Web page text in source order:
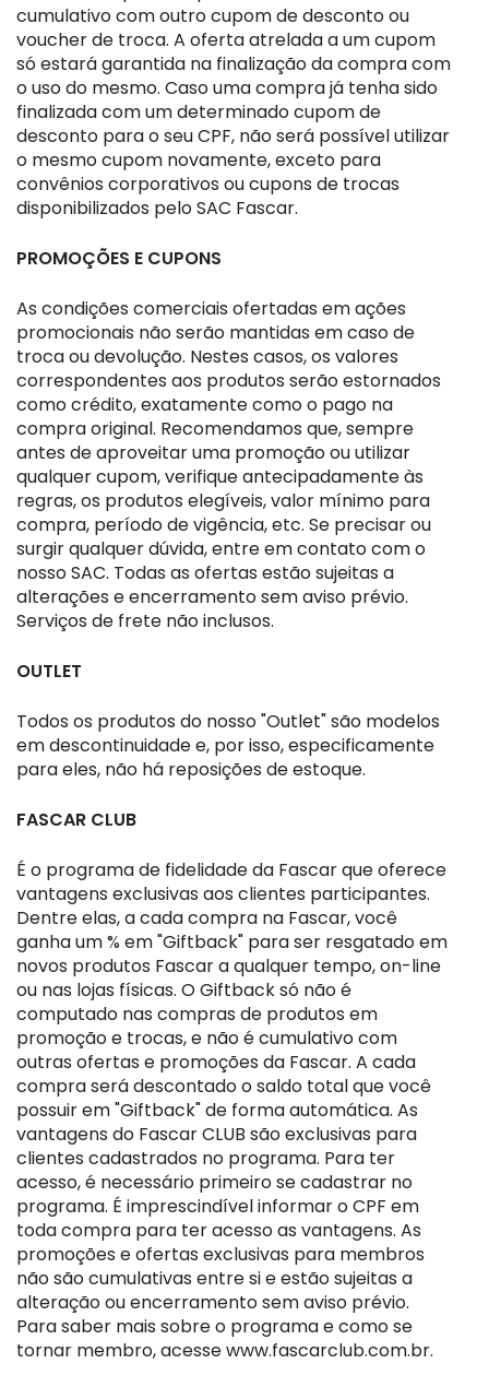
cumulativo com outro cupom de desconto ou
voucher de troca. A oferta atrelada a um cupom
só estará garantida na finalização da compra com
o uso do mesmo. Caso uma compra já tenha sido
finalizada com um determinado cupom de
desconto para o seu CPF, não será possível utilizar
o mesmo cupom novamente, exceto para
convênios corporativos ou cupons de trocas
disponibilizados pelo SAC Fascar.
PROMOÇÕES E CUPONS
As condições comerciais ofertadas em ações
promocionais não serão mantidas em caso de
troca ou devolução. Nestes casos, os valores
correspondentes aos produtos serão estornados
como crédito, exatamente como o pago na
compra original. Recomendamos que, sempre
antes de aproveitar uma promoção ou utilizar
qualquer cupom, verifique antecipadamente às
regras, os produtos elegíveis, valor mínimo para
compra, período de vigência, etc. Se precisar ou
surgir qualquer dúvida, entre em contato com o
nosso SAC. Todas as ofertas estão sujeitas a
alterações e encerramento sem aviso prévio.
Serviços de frete não inclusos.
OUTLET
Todos os produtos do nosso "Outlet" são modelos
em descontinuidade e, por isso, especificamente
para eles, não há reposições de estoque.
FASCAR CLUB
É o programa de fidelidade da Fascar que oferece
vantagens exclusivas aos clientes participantes.
Dentre elas, a cada compra na Fascar, você
ganha um % em "Giftback" para ser resgatado em
novos produtos Fascar a qualquer tempo, on-line
ou nas lojas físicas. O Giftback só não é
computado nas compras de produtos em
promoção e trocas, e não é cumulativo com
outras ofertas e promoções da Fascar. A cada
compra será descontado o saldo total que você
possuir em "Giftback" de forma automática. As
vantagens do Fascar CLUB são exclusivas para
clientes cadastrados no programa. Para ter
acesso, é necessário primeiro se cadastrar no
programa. É imprescindível informar o CPF em
toda compra para ter acesso as vantagens. As
promoções e ofertas exclusivas para membros
não são cumulativas entre si e estão sujeitas a
alteração ou encerramento sem aviso prévio.
Para saber mais sobre o programa e como se
tornar membro, acessewww.fascarclub.com.br.